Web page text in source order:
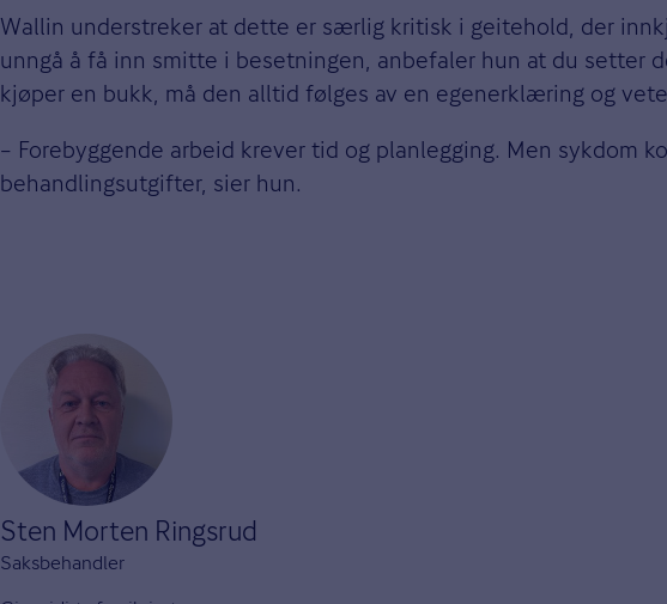
Wallin understreker at dette er særlig kritisk i geitehold, der
unngå å få inn smitte i besetningen, anbefaler hun at du setter
kjøper en bukk, må den alltid følges av en egenerklæring og
– Forebyggende arbeid krever tid og planlegging. Men sykdom
behandlingsutgifter, sier hun.
Sten Morten Ringsrud
Saksbehandler